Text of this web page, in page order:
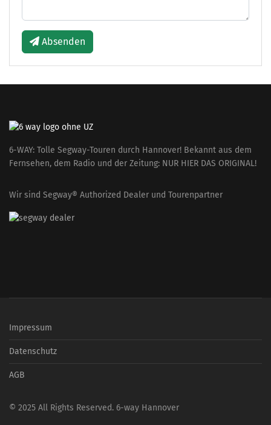
Absenden
6-WAY: Tolle Segway-Touren durch Hannover! Bekannt aus dem
Fernsehen, dem Radio und der Zeitung: NUR HIER DAS ORIGINAL!
Wir sind Segway® Authorized Dealer und Tourenpartner
Impressum
Datenschutz
AGB
© 2025 All Rights Reserved. 6-way Hannover